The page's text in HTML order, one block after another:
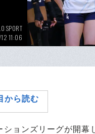
SPORT
11:06
新生日本代表で存在
から読む
ョンズリーグが開幕